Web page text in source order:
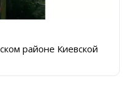
районе Киевской